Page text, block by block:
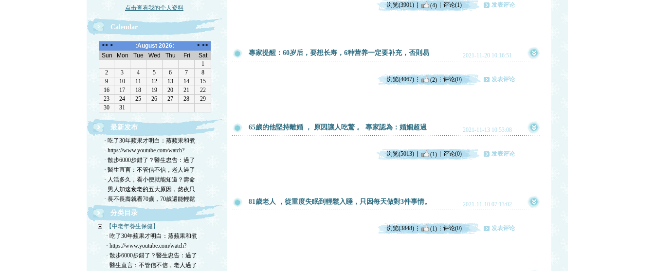
点击查看我的个人资料
Calendar
最新发布
· 吃了30年蘋果才明白：蒸蘋果和煮
· https://www.youtube.com/watch?
· 散步6000步錯了？醫生忠告：過了
· 醫生直言：不管信不信，老人過了
· 人活多久，看小便就能知道？壽命
· 男人加速衰老的五大原因，熬夜只
· 長不長壽就看70歲，70歲還能輕鬆
分类目录
【中老年養生保健】
· 吃了30年蘋果才明白：蒸蘋果和煮
· https://www.youtube.com/watch?
· 散步6000步錯了？醫生忠告：過了
· 醫生直言：不管信不信，老人過了
浏览(3901) (4) 评论(1) 发表评论
專家提醒：60岁后，要想长寿，6种营养一定要补充，否則易 2021-11-20 10:16:51
浏览(4067) (2) 评论(0) 发表评论
65歲的他堅持離婚 ， 原因讓人吃驚 。 專家認為：婚姻超過 2021-11-13 10:53:08
浏览(5013) (1) 评论(0) 发表评论
81歲老人 ，從重度失眠到輕鬆入睡，只因每天做對3件事情。 2021-11-10 07:13:02
浏览(3848) (1) 评论(0) 发表评论